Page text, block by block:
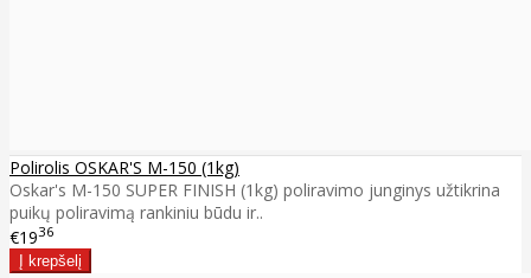
Polirolis OSKAR'S M-150 (1kg)
Oskar's M-150 SUPER FINISH (1kg) poliravimo junginys užtikrina
puikų poliravimą rankiniu būdu ir..
€1936